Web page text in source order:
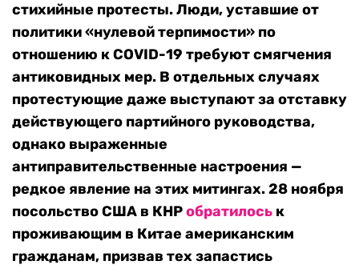
стихийные протесты. Люди, уставшие от
политики «нулевой терпимости» по
отношению к COVID-19 требуют смягчения
антиковидных мер. В отдельных случаях
протестующие даже выступают за отставку
действующего партийного руководства,
однако выраженные
антиправительственные настроения —
редкое явление на этих митингах. 28 ноября
посольство США в КНРобратилось к
проживающим в Китае американским
гражданам, призвав тех запастись